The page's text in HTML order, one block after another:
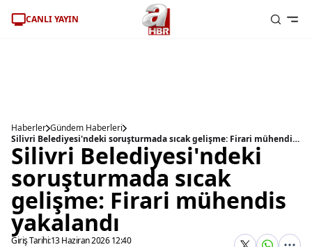
CANLI YAYIN
Haberler Gündem Haberleri
Silivri Belediyesi'ndeki soruşturmada sıcak gelişme: Firari mühendis yakalandı
Silivri Belediyesi'ndeki
soruşturmada sıcak
gelişme: Firari mühendis
yakalandı
Giriş Tarihi:13 Haziran 2026 12:40